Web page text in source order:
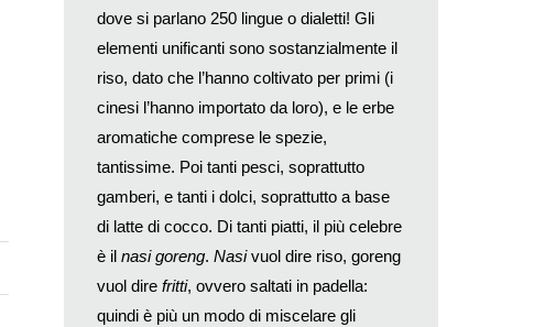
dove si parlano 250 lingue o dialetti! Gli
elementi unificanti sono sostanzialmente il
riso, dato che l’hanno coltivato per primi (i
cinesi l’hanno importato da loro), e le erbe
aromatiche comprese le spezie,
tantissime. Poi tanti pesci, soprattutto
gamberi, e tanti i dolci, soprattutto a base
di latte di cocco. Di tanti piatti, il più celebre
è il nasi goreng. Nasivuol dire riso, goreng
vuol dire fritti, ovvero saltati in padella:
quindi è più un modo di miscelare gli